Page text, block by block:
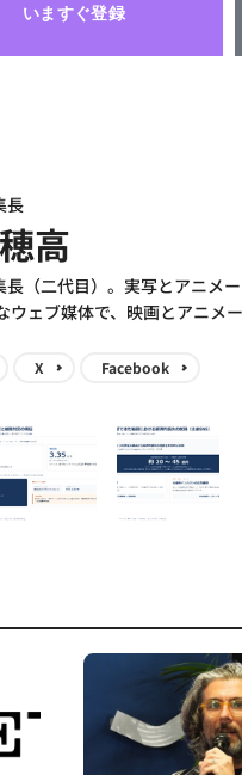
いますぐ登録
長
高
長（二代目）。実写とアニメ
ウェブ媒体で、映画とアニメ
X Facebook